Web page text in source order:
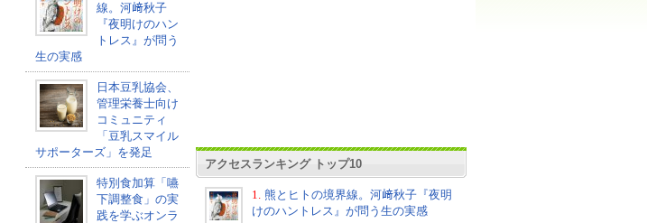
線。河﨑秋子
『夜明けのハン
トレス』が問う
生の実感
日本豆乳協会、
管理栄養士向け
コミュニティ
「豆乳スマイル
サポーターズ」を発足
特別食加算「嚥
下調整食」の実
践を学ぶオンラ
アクセスランキング トップ10
1.
熊とヒトの境界線。河﨑秋子『夜明
けのハントレス』が問う生の実感